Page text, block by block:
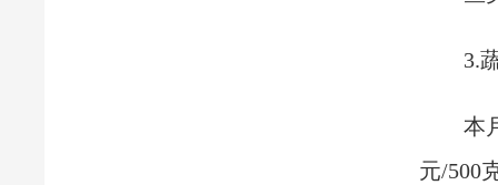
3.
本
元/500